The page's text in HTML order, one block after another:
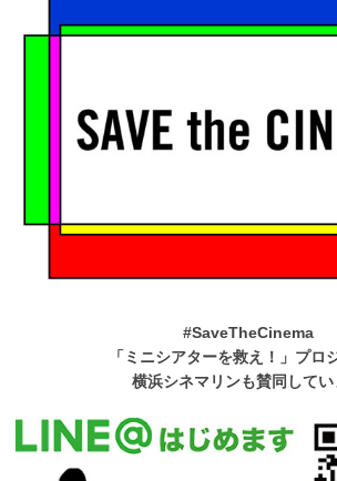
#SaveTheCinema
「ミニシアターを救え！」プロ
横浜シネマリンも賛同してい